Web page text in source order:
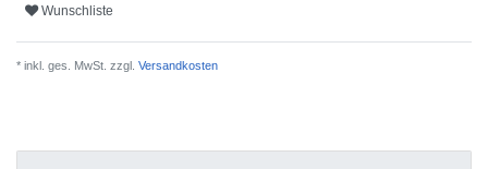
Wunschliste
* inkl. ges. MwSt. zzgl. Versandkosten